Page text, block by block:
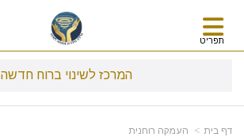
תפריט
המרכז לשינוי ברוח חדשה
דף בית העמקה רוחנית